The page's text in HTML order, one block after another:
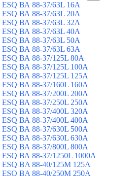
ESQ ВА 88-37/63L 16A
ESQ ВА 88-37/63L 20A
ESQ ВА 88-37/63L 32A
ESQ ВА 88-37/63L 40A
ESQ ВА 88-37/63L 50A
ESQ ВА 88-37/63L 63A
ESQ ВА 88-37/125L 80A
ESQ ВА 88-37/125L 100A
ESQ ВА 88-37/125L 125A
ESQ ВА 88-37/160L 160A
ESQ ВА 88-37/200L 200A
ESQ ВА 88-37/250L 250A
ESQ ВА 88-37/400L 320A
ESQ ВА 88-37/400L 400A
ESQ ВА 88-37/630L 500A
ESQ ВА 88-37/630L 630A
ESQ ВА 88-37/800L 800A
ESQ ВА 88-37/1250L 1000A
ESQ BA 88-40/125M 125A
ESQ BA 88-40/250M 250A